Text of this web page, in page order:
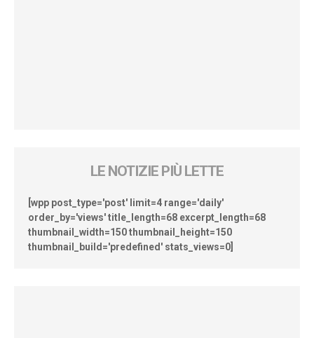
LE NOTIZIE PIÙ LETTE
[wpp post_type='post' limit=4 range='daily'
order_by='views' title_length=68 excerpt_length=68
thumbnail_width=150 thumbnail_height=150
thumbnail_build='predefined' stats_views=0]